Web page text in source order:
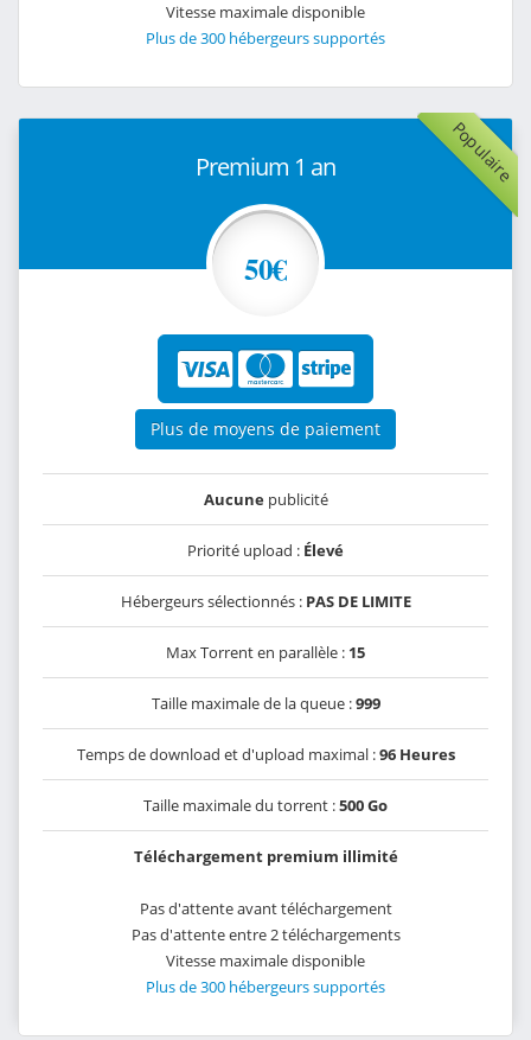
Vitesse maximale disponible
Plus de 300 hébergeurs supportés
Populaire
Premium 1 an
50€
Plus de moyens de paiement
Aucunepublicité
Priorité upload : Élevé
Hébergeurs sélectionnés : PAS DE LIMITE
Max Torrent en parallèle : 15
Taille maximale de la queue :999
Temps de download et d'upload maximal :96 Heures
Taille maximale du torrent :500 Go
Téléchargement premium illimité
Pas d'attente avant téléchargement
Pas d'attente entre 2 téléchargements
Vitesse maximale disponible
Plus de 300 hébergeurs supportés